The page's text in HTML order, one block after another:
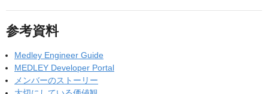
参考資料
Medley Engineer Guide
MEDLEY Developer Portal
メンバーのストーリー